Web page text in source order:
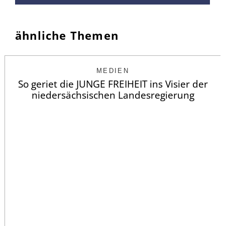
ähnliche Themen
MEDIEN
So geriet die JUNGE FREIHEIT ins Visier der
niedersächsischen Landesregierung